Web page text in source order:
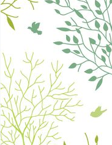
март апрель